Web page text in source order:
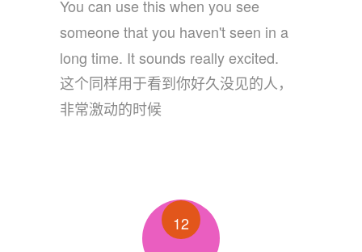
You can use this when you see
someone that you haven't seen in a
long time. It sounds really excited.
这个同样用于看到你好久没见的人，
非常激动的时候
12